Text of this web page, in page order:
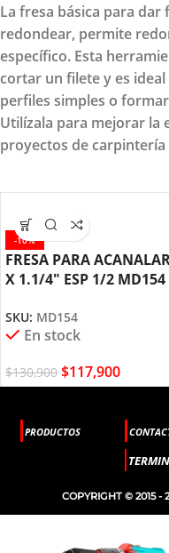
La fresa básica para
redondear, permite
específico. Esta
cortar un filete y es
perfiles simples o
Utilízala para mejorar la
proyectos de carpintería
-10%
FRESA PARA
X 1.1/4″ ESP 1/2 MD154
SKU: MD154
En stock
$130,900 $117,900
PRODUCTOS
COPYRIGHT © 2015 -